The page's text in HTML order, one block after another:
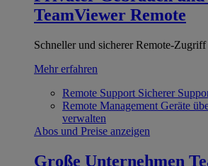
TeamViewer Remote
Schneller und sicherer Remote-
Mehr erfahren
Remote Support Sicherer
Remote Management Geräte
verwalten
Abos und Preise anzeigen
Große Unternehmen